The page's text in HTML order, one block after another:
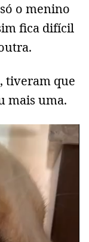
o menino
fica difícil
tiveram que
mais uma.